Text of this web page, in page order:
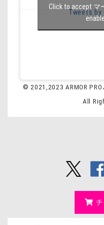
Tweets by
Click to accept マ
© 2021,2023 ARMOR
All